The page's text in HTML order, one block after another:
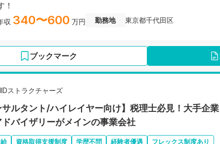
！
収 340〜600 万円 勤務地 東京都千代田区
ブックマーク
ストラクチャーズ
サルタント/ハイレイヤー向け】税理士必見！大手企
バイザリーがメインの事業会社
資格取得支援制度 学歴不問 経験者優遇 フレックス制度あり